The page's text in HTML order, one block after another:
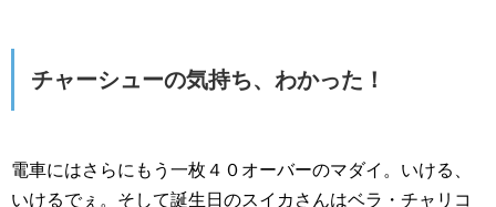
チャーシューの気持ち、わかった！
電車にはさらにもう一枚４０オーバーのマダイ。いける、
いけるでぇ。そして誕生日のスイカさんはベラ・チャリコ